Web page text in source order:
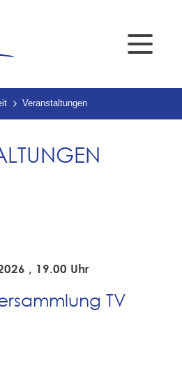
Veranstaltungen
, 19.00 Uhr
TV